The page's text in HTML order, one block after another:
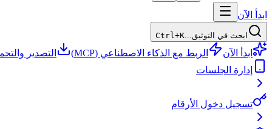
ابدأ الآن
ابحث في التوثيق... Ctrl+K
ابدأ الآن الربط مع الذكاء الاصطناعي (MCP)
التصدير
إدارة الجلسات
تسجيل دخول الأرقام